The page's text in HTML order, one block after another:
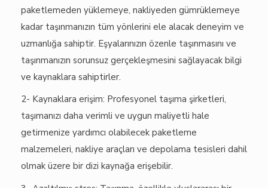
paketlemeden yüklemeye, nakliyeden gümrüklemeye
kadar taşınmanızın tüm yönlerini ele alacak deneyim ve
uzmanlığa sahiptir. Eşyalarınızın özenle taşınmasını ve
taşınmanızın sorunsuz gerçekleşmesini sağlayacak bilgi
ve kaynaklara sahiptirler.
2- Kaynaklara erişim: Profesyonel taşıma şirketleri,
taşımanızı daha verimli ve uygun maliyetli hale
getirmenize yardımcı olabilecek paketleme
malzemeleri, nakliye araçları ve depolama tesisleri dahil
olmak üzere bir dizi kaynağa erişebilir.